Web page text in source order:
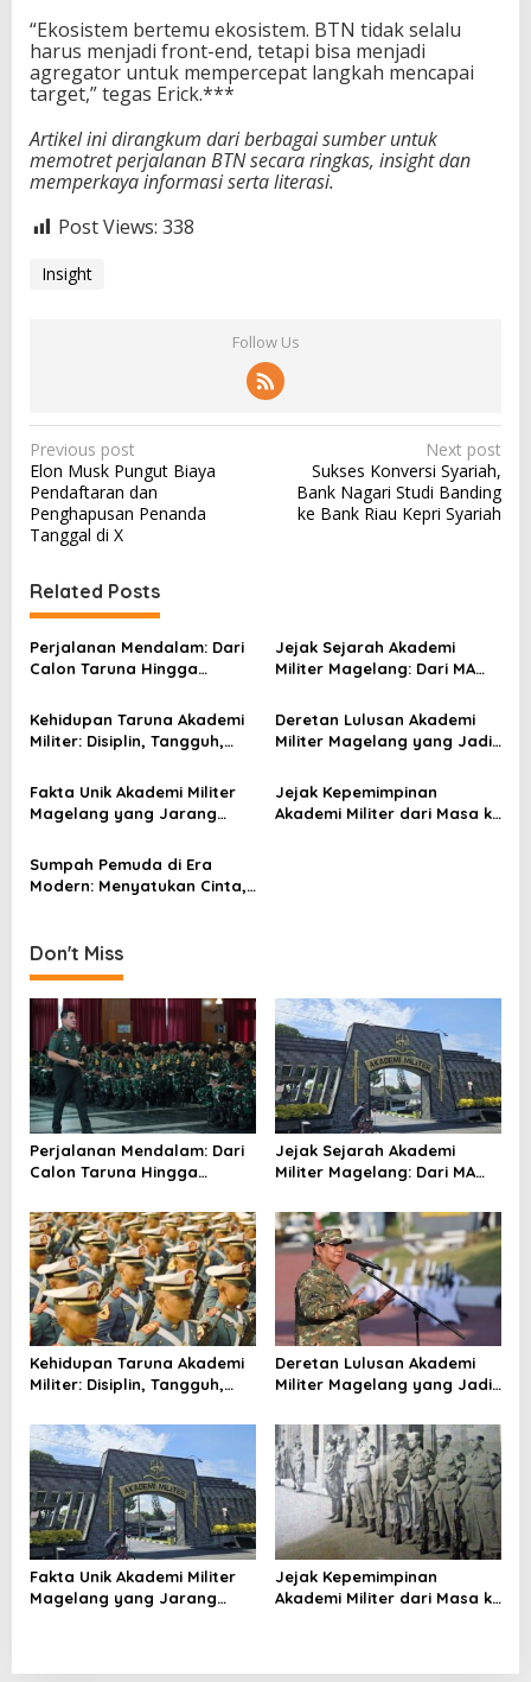
“Ekosistem bertemu ekosistem. BTN tidak selalu
harus menjadi front-end, tetapi bisa menjadi
agregator untuk mempercepat langkah mencapai
target,” tegas Erick.***
Artikel ini dirangkum dari berbagai sumber untuk
memotret perjalanan BTN secara ringkas, insight dan
memperkaya informasi serta literasi.
Post Views: 338
Insight
Follow Us
P
o
s
t
n
a
v
i
g
a
t
i
n
Previous post
Elon Musk Pungut Biaya
Pendaftaran dan
Penghapusan Penanda
Tanggal di X
Next post
Sukses Konversi Syariah,
Bank Nagari Studi Banding
ke Bank Riau Kepri Syariah
Related Posts
Perjalanan Mendalam: Dari
Calon Taruna Hingga
Jejak Sejarah Akademi
Militer Magelang: Dari MA
TNI AD
Kehidupan Taruna Akademi
Militer: Disiplin, Tangguh,
Deretan Lulusan Akademi
Militer Magelang yang Jadi
Fakta Unik Akademi Militer
Magelang yang Jarang
Jejak Kepemimpinan
Akademi Militer dari Masa ke
Sumpah Pemuda di Era
Modern: Menyatukan Cinta,
Don't Miss
Perjalanan Mendalam: Dari
Calon Taruna Hingga
Jejak Sejarah Akademi
Militer Magelang: Dari MA
TNI AD
Kehidupan Taruna Akademi
Militer: Disiplin, Tangguh,
Deretan Lulusan Akademi
Militer Magelang yang Jadi
Fakta Unik Akademi Militer
Magelang yang Jarang
Jejak Kepemimpinan
Akademi Militer dari Masa ke